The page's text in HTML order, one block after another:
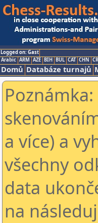
Logged on: Gast
Arabic ARM AZE BIH BUL CAT CHN
Domů Databáze turnajů
a více) a
všechny
data
na